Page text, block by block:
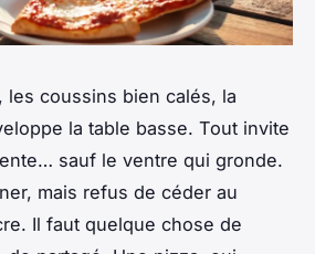
les coussins bien calés, la
la table basse. Tout invite
sauf le ventre qui gronde.
mais refus de céder au
Il faut quelque chose de